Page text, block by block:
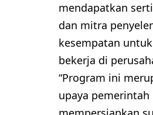
mendapatkan
dan mitra
kesempatan
bekerja di
“Program ini
upaya